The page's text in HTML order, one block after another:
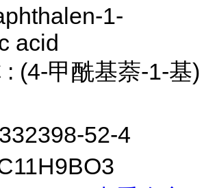
1-
acid
: (4-甲酰基萘-1-基)
52-4